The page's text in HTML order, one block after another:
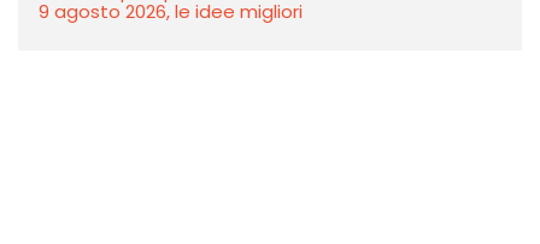
9 agosto 2026, le idee migliori